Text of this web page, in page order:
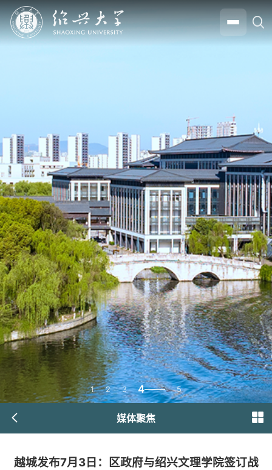
1 2 3 4 5
媒体聚焦
越城发布7月3日：区政府与绍兴文理学院签订战